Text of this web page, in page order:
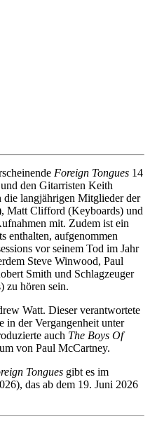
Foreign Tongues 14
den Gitarristen Keith
langjährigen Mitglieder der
Matt Clifford (Keyboards) und
mit. Zudem ist ein
enthalten, aufgenommen
vor seinem Tod im Jahr
Steve Winwood, Paul
Smith und Schlagzeuger
zu hören sein.
Watt. Dieser verantwortete
in der Vergangenheit unter
auch The Boys Of
von Paul McCartney.
Tongues gibt es im
das ab dem 19. Juni 2026